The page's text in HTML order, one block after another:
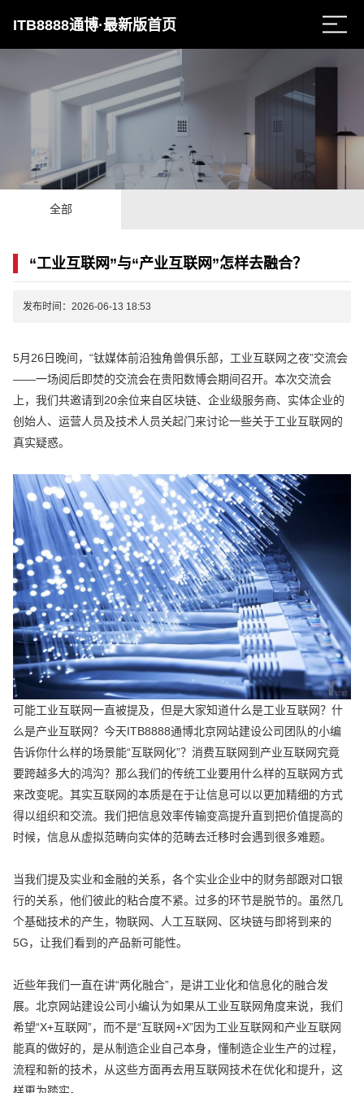
ITB8888通博·最新版首页
全部
“工业互联网”与“产业互联网”怎样去融合？
发布时间：2026-06-13 18:53
5月26日晚间，“钛媒体前沿独角兽俱乐部，工业互联网之夜”交流会
——一场阅后即焚的交流会在贵阳数博会期间召开。本次交流会
上，我们共邀请到20余位来自区块链、企业级服务商、实体企业的
创始人、运营人员及技术人员关起门来讨论一些关于工业互联网的
真实疑惑。
可能工业互联网一直被提及，但是大家知道什么是工业互联网？什
么是产业互联网？今天ITB8888通博北京网站建设公司团队的小编
告诉你什么样的场景能“互联网化”？消费互联网到产业互联网究竟
要跨越多大的鸿沟？那么我们的传统工业要用什么样的互联网方式
来改变呢。其实互联网的本质是在于让信息可以以更加精细的方式
得以组织和交流。我们把信息效率传输变高提升直到把价值提高的
时候，信息从虚拟范畴向实体的范畴去迁移时会遇到很多难题。
当我们提及实业和金融的关系，各个实业企业中的财务部跟对口银
行的关系，他们彼此的粘合度不紧。过多的环节是脱节的。虽然几
个基础技术的产生，物联网、人工互联网、区块链与即将到来的
5G，让我们看到的产品新可能性。
近些年我们一直在讲“两化融合”，是讲工业化和信息化的融合发
展。北京网站建设公司小编认为如果从工业互联网角度来说，我们
希望“X+互联网”，而不是“互联网+X”因为工业互联网和产业互联网
能真的做好的，是从制造企业自己本身，懂制造企业生产的过程，
流程和新的技术，从这些方面再去用互联网技术在优化和提升，这
样更为踏实。